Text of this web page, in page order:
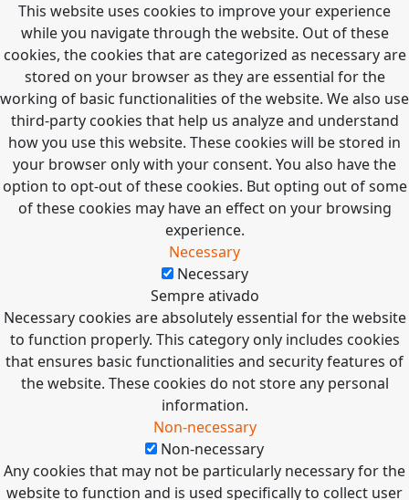
This website uses cookies to improve your experience
while you navigate through the website. Out of these
cookies, the cookies that are categorized as necessary are
stored on your browser as they are essential for the
working of basic functionalities of the website. We also use
third-party cookies that help us analyze and understand
how you use this website. These cookies will be stored in
your browser only with your consent. You also have the
option to opt-out of these cookies. But opting out of some
of these cookies may have an effect on your browsing
experience.
Necessary
Necessary
Sempre ativado
Necessary cookies are absolutely essential for the website
to function properly. This category only includes cookies
that ensures basic functionalities and security features of
the website. These cookies do not store any personal
information.
Non-necessary
Non-necessary
Any cookies that may not be particularly necessary for the
website to function and is used specifically to collect user